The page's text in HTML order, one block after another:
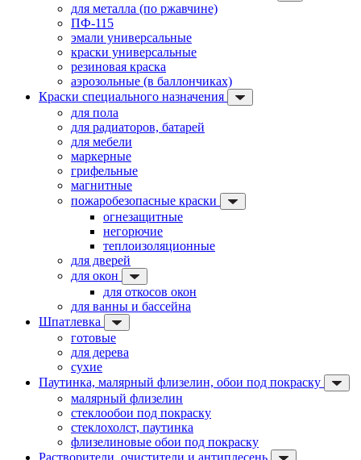
для металла (по ржавчине)
ПФ-115
эмали универсальные
краски универсальные
резиновая краска
аэрозольные (в баллончиках)
Краски специального назначения
для пола
для радиаторов, батарей
для мебели
маркерные
грифельные
магнитные
пожаробезопасные краски
огнезащитные
негорючие
теплоизоляционные
для дверей
для окон
для откосов окон
для ванны и бассейна
Шпатлевка
готовые
для дерева
сухие
Паутинка, малярный флизелин, обои под покраску
малярный флизелин
стеклообои под покраску
стеклохолст, паутинка
флизелиновые обои под покраску
Растворители, очистители и антиплесень